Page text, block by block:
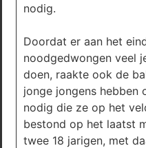
nodig.
Doordat er aan het
noodgedwongen veel
doen, raakte ook de
jonge jongens hebben
nodig die ze op het
bestond op het laatst
twee 18 jarigen, met